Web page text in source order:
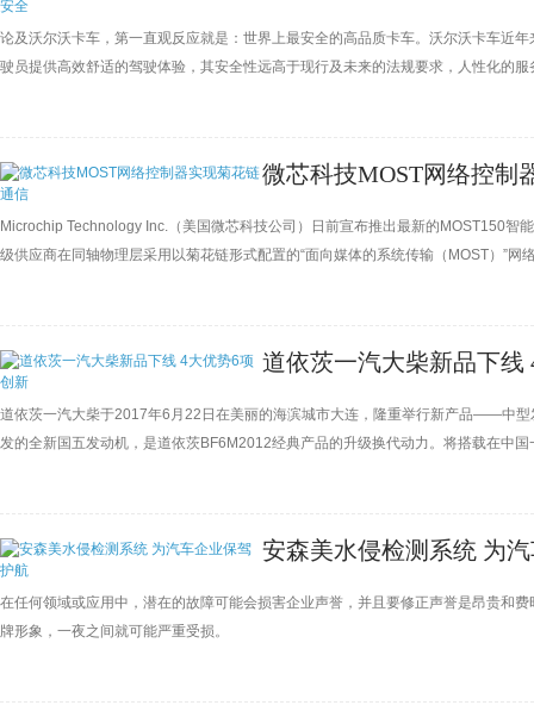
论及沃尔沃卡车，第一直观反应就是：世界上最安全的高品质卡车。沃尔沃卡车近
驶员提供高效舒适的驾驶体验，其安全性远高于现行及未来的法规要求，人性化的
微芯科技MOST网络控制
Microchip Technology Inc.（美国微芯科技公司）日前宣布推出最新的MOST150
级供应商在同轴物理层采用以菊花链形式配置的“面向媒体的系统传输（MOST）”
道依茨一汽大柴新品下线
道依茨一汽大柴于2017年6月22日在美丽的海滨城市大连，隆重举行新产品——中
发的全新国五发动机，是道依茨BF6M2012经典产品的升级换代动力。将搭载在中
安森美水侵检测系统 为
在任何领域或应用中，潜在的故障可能会损害企业声誉，并且要修正声誉是昂贵和
牌形象，一夜之间就可能严重受损。